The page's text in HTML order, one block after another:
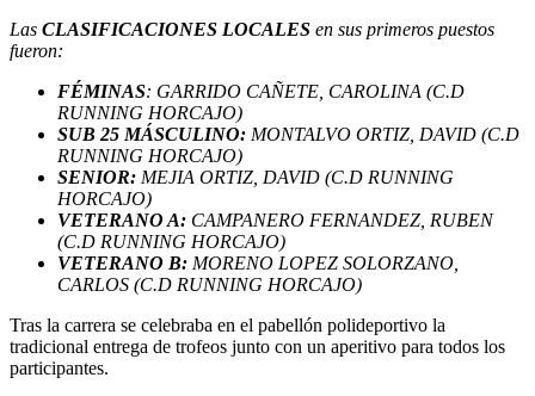
Las CLASIFICACIONES LOCALES en sus primeros puestos
fueron:
FÉMINAS: GARRIDO CAÑETE, CAROLINA (C.D
RUNNING HORCAJO)
SUB 25 MÁSCULINO: MONTALVO ORTIZ, DAVID (C.D
RUNNING HORCAJO)
SENIOR: MEJIA ORTIZ, DAVID (C.D RUNNING
HORCAJO)
VETERANO A: CAMPANERO FERNANDEZ, RUBEN
(C.D RUNNING HORCAJO)
VETERANO B: MORENO LOPEZ SOLORZANO,
CARLOS (C.D RUNNING HORCAJO)
Tras la carrera se celebraba en el pabellón polideportivo la
tradicional entrega de trofeos junto con un aperitivo para todos los
participantes.